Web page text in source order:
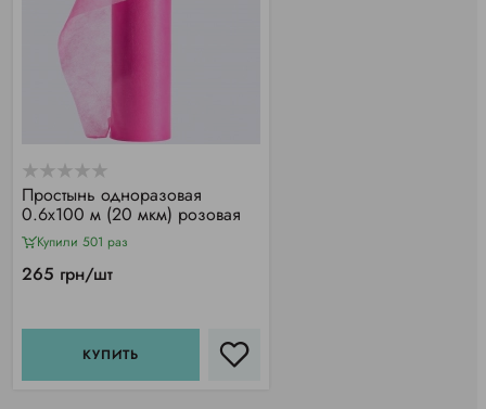
Простынь одноразовая
0.6х100 м (20 мкм) розовая
Купили 501 раз
265 грн/шт
КУПИТЬ